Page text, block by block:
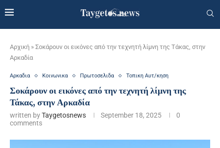
Αρχική » Σοκάρουν οι εικόνες από την τεχνητή λίμνη της Τάκας, στην
Αρκαδία
Αρκαδια Κοινωνικα Πρωτοσελιδα Τοπικη Αυτ/κηση
Σοκάρουν οι εικόνες από την τεχνητή λίμνη της
Τάκας, στην Αρκαδία
written byTaygetosnews September 18, 2025
0
comments